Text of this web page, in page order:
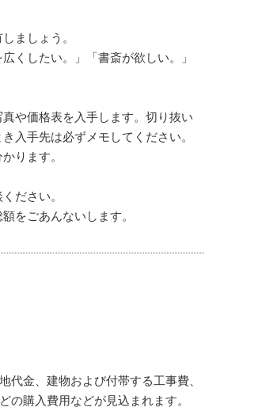
ましょう。
くしたい。」「書斎が欲しい。」
や価格表を入手します。切り抜い
入手先は必ずメモしてください。
ります。
ださい。
をごあんないします。
金、建物および付帯する工事費、
購入費用などが見込まれます。